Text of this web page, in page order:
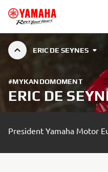
ERIC DE SEYNES
#MYKANDOMOMENT
ERIC DE
President Yamaha Motor